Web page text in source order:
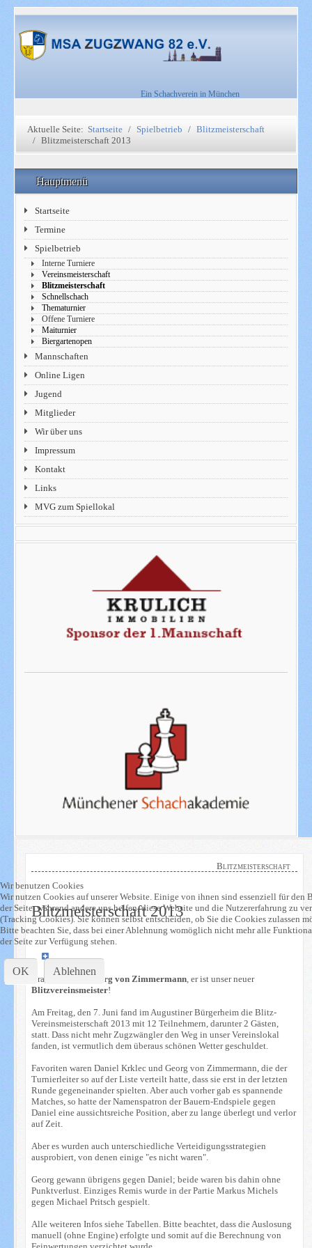
Ein Schachverein in München
Aktuelle Seite: Startseite Spielbetrieb
Blitzmeisterschaft
Blitzmeisterschaft 2013
Hauptmenü
Startseite
Termine
Spielbetrieb
Interne Turniere
Vereinsmeisterschaft
Blitzmeisterschaft
Schnellschach
Thematurnier
Offene Turniere
Maiturnier
Biergartenopen
Mannschaften
Online Ligen
Jugend
Mitglieder
Wir über uns
Impressum
Kontakt
Links
MVG zum Spiellokal
Blitzmeisterschaft
Blitzmeisterschaft 2013
Gratulation anGeorg von Zimmermann , er ist unser neuer
Blitzvereinsmeister!
Am Freitag, den 7. Juni fand im Augustiner Bürgerheim die Blitz-
Vereinsmeisterschaft 2013 mit 12 Teilnehmern, darunter 2 Gästen,
statt. Dass nicht mehr Zugzwängler den Weg in unser Vereinslokal
fanden, ist vermutlich dem überaus schönen Wetter geschuldet.
Favoriten waren Daniel Krklec und Georg von Zimmermann, die der
Turnierleiter so auf der Liste verteilt hatte, dass sie erst in der letzten
Runde gegeneinander spielten. Aber auch vorher gab es spannende
Matches, so hatte der Namenspatron der Bauern-Endspiele gegen
Daniel eine aussichtsreiche Position, aber zu lange überlegt und verlor
auf Zeit.
Aber es wurden auch unterschiedliche Verteidigungsstrategien
ausprobiert, von denen einige "es nicht waren".
Georg gewann übrigens gegen Daniel; beide waren bis dahin ohne
Punktverlust. Einziges Remis wurde in der Partie Markus Michels
gegen Michael Pritsch gespielt.
Alle weiteren Infos siehe Tabellen. Bitte beachtet, dass die Auslosung
manuell (ohne Engine) erfolgte und somit auf die Berechnung von
Wir benutzen Cookies
Wir nutzen Cookies auf unserer Website. Einige von ihnen sind essenziell für den
der Seite, während andere uns helfen, diese Website und die Nutzererfahrung zu
(Tracking Cookies). Sie können selbst entscheiden, ob Sie die Cookies zulassen
Bitte beachten Sie, dass bei einer Ablehnung womöglich nicht mehr alle
der Seite zur Verfügung stehen.
OK Ablehnen